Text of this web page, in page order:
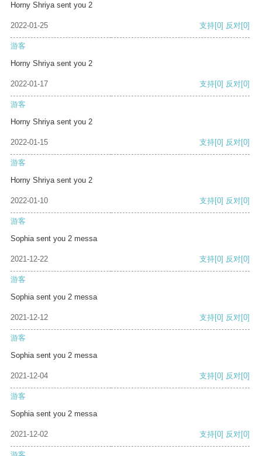
Horny Shriya sent you 2
2022-01-25 支持[0] 反对[0]
游客
Horny Shriya sent you 2
2022-01-17 支持[0] 反对[0]
游客
Horny Shriya sent you 2
2022-01-15 支持[0] 反对[0]
游客
Horny Shriya sent you 2
2022-01-10 支持[0] 反对[0]
游客
Sophia sent you 2 messa
2021-12-22 支持[0] 反对[0]
游客
Sophia sent you 2 messa
2021-12-12 支持[0] 反对[0]
游客
Sophia sent you 2 messa
2021-12-04 支持[0] 反对[0]
游客
Sophia sent you 2 messa
2021-12-02 支持[0] 反对[0]